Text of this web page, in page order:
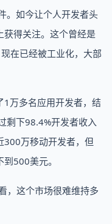
。如今让个人开发者头
获得关注。这个曾经是
在已经被工业化，大部
万多名应用开发者，结
剩下98.4%开发者收入
300万移动开发者，但
500美元。
，这个市场很难维持多